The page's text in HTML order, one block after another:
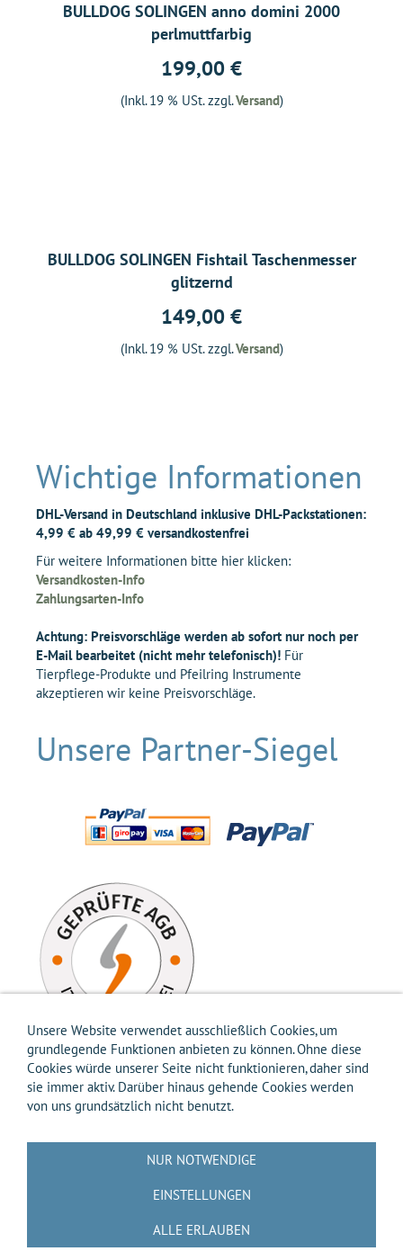
BULLDOG SOLINGEN anno domini 2000
perlmuttfarbig
199,00 €
(Inkl. 19 % USt. zzgl.Versand)
BULLDOG SOLINGEN Fishtail Taschenmesser
glitzernd
149,00 €
(Inkl. 19 % USt. zzgl.Versand)
Wichtige Informationen
DHL-Versand in Deutschland inklusive DHL-Packstationen:
4,99 € ab 49,99 € versandkostenfrei
Für weitere Informationen bitte hier klicken:
Versandkosten-Info
Zahlungsarten-Info
Achtung: Preisvorschläge werden ab sofort nur noch per
E-Mail bearbeitet (nicht mehr telefonisch)! Für
Tierpflege-Produkte und Pfeilring Instrumente
akzeptieren wir keine Preisvorschläge.
Unsere Partner-Siegel
Versandkosten-InfoZahlungsarten-InfoHilfeDatenschutz
Entsorgung gemäß Verpackungsverordnung
🟨📝 VERTRAG WIDERRUFEN 📝🟨
Unsere Website verwendet ausschließlich Cookies, um
grundlegende Funktionen anbieten zu können. Ohne diese
Cookies würde unserer Seite nicht funktionieren, daher sind
sie immer aktiv. Darüber hinaus gehende Cookies werden
von uns grundsätzlich nicht benutzt.
NUR NOTWENDIGE
EINSTELLUNGEN
ALLE ERLAUBEN